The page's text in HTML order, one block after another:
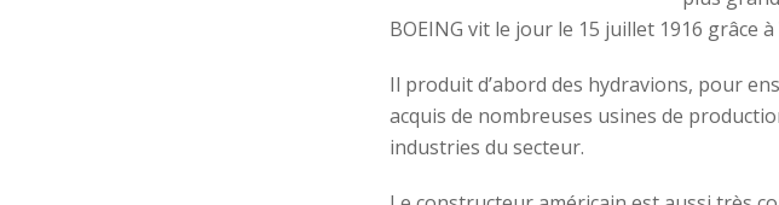
BOEING vit le jour le 15 juillet 1916 grâce
Il produit d’abord des hydravions, pour
acquis de nombreuses usines de
industries du secteur.